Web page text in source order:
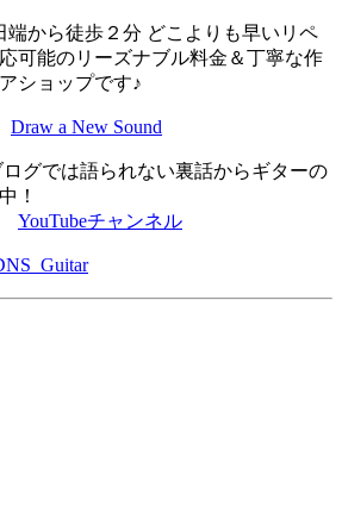
端から徒歩２分 どこよりも早いリペ
可能のリーズナブル料金＆丁寧な作
ショップです♪
Draw a New Sound
ログでは語られない裏話からギターの
中！
YouTubeチャンネル